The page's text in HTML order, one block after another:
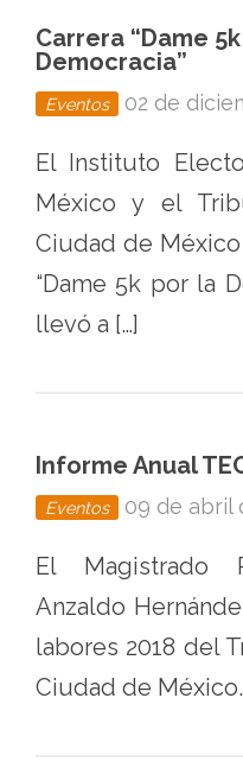
Carrera “Dame
Democracia”
Eventos 02 de
El Instituto
México y el
Ciudad de
“Dame 5k por la
llevó a […]
Informe Anual
Eventos 09 de abril
El Magistrado
Anzaldo
labores 2018 del
Ciudad de México.